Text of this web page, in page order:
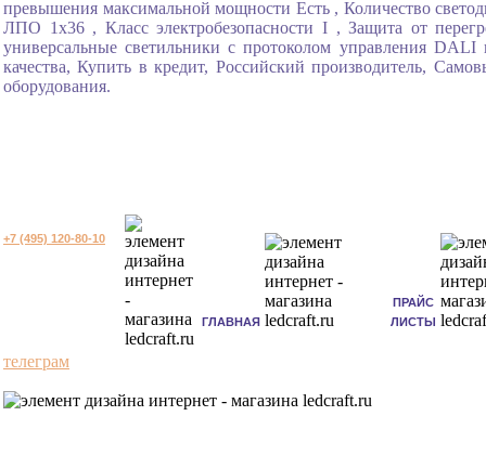
превышения максимальной мощности Есть , Количество
ЛПО 1x36 , Класс электробезопасности I , Защита от
универсальные светильники с протоколом управления
качества, Купить в кредит, Российский производитель,
оборудования.
+7 (495) 120-80-10
ГЛАВНАЯ
ПРАЙС
ЛИСТЫ
телеграм